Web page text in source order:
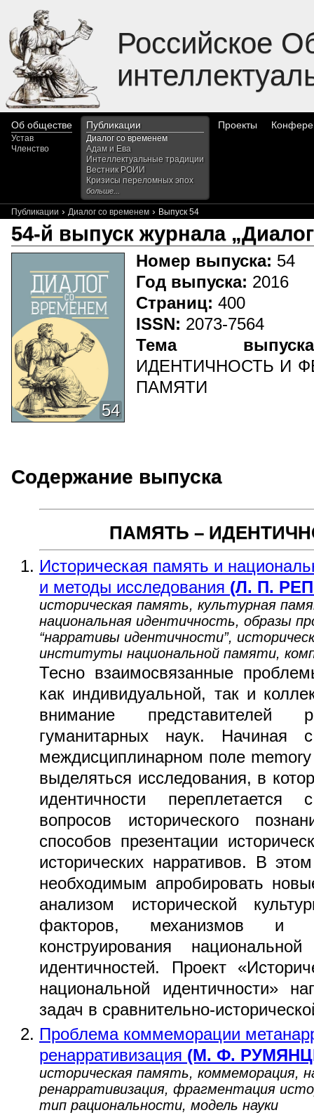
Российское
Об обществе
Устав
Членство
Публикации
Диалог со временем
Адам и Ева
Интеллектуальные традиции
Вестник РОИИ
Кризисы переломных эпох
больше...
Проекты
Публикации › Диалог со временем › Выпуск 54
54-й выпуск журнала
54
Номер выпуска: 54
Год выпуска: 2016
Страниц: 400
ISSN: 2073-7564
Тема
ИДЕНТИЧНОСТЬ И
ПАМЯТИ
Содержание выпуска
ПАМЯТЬ –
Историческая память и
и методы исследования (Л. П.
историческая память, культурная
национальная идентичность, образы
“нарративы идентичности”,
институты национальной памяти,
Тесно взаимосвязанные
как индивидуальной, так и
внимание
гуманитарных наук.
междисциплинарном поле
выделяться исследования, в
идентичности
вопросов исторического
способов презентации
исторических нарративов. В
необходимым апробировать
анализом исторической
факторов, механизмов и
конструирования
идентичностей. Проект
национальной идентичности»
задач в сравнительно-
Проблема коммеморации
ренарративизация (М. Ф.
историческая память, коммеморация,
ренарративизация, фрагментация
тип рациональности, модель науки